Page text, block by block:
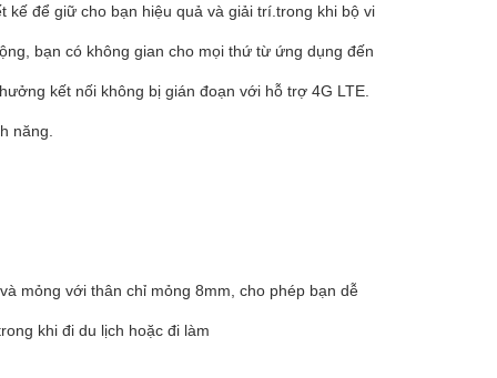
để giữ cho bạn hiệu quả và giải trí.trong khi bộ vi
bạn có không gian cho mọi thứ từ ứng dụng đến
kết nối không bị gián đoạn với hỗ trợ 4G LTE.
năng.
mỏng với thân chỉ mỏng 8mm, cho phép bạn dễ
khi đi du lịch hoặc đi làm